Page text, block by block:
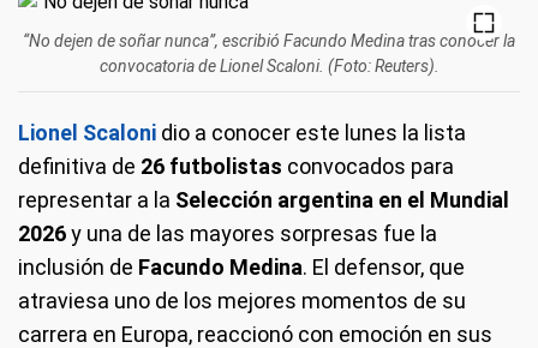
“No dejen de soñar nunca”, escribió Facundo Medina tras conocer la
convocatoria de Lionel Scaloni. (Foto: Reuters).
Lionel Scaloni dio a conocer este lunes la lista
definitiva de 26 futbolistas convocados para
representar a la Selección argentina en el Mundial
2026y una de las mayores sorpresas fue la
inclusión de Facundo Medina. El defensor, que
atraviesa uno de los mejores momentos de su
carrera en Europa, reaccionó con emoción en sus